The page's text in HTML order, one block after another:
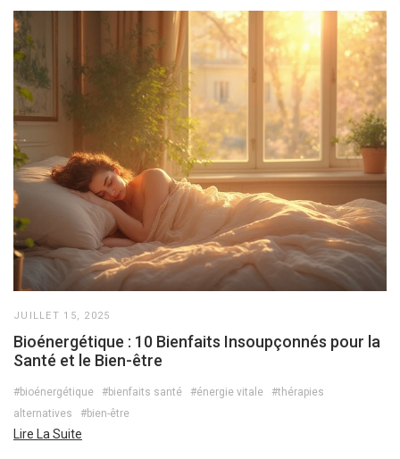
JUILLET 15, 2025
Bioénergétique : 10 Bienfaits Insoupçonnés pour la
Santé et le Bien-être
#bioénergétique #bienfaits santé #énergie vitale
#thérapies
alternatives
#bien-être
Lire La Suite